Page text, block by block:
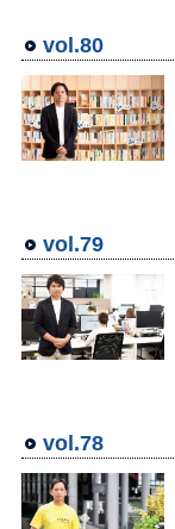
vol.80
vol.79
vol.78